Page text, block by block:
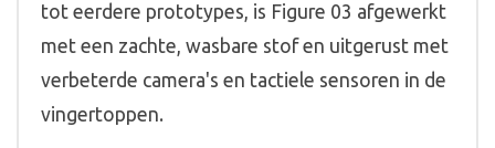
tot eerdere prototypes, is Figure 03 afgewerkt
met een zachte, wasbare stof en uitgerust met
verbeterde camera's en tactiele sensoren in de
vingertoppen.